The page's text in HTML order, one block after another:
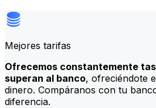
Mejores tarifas
Ofrecemos constantemente
superan al banco, ofreciéndote
dinero. Compáranos con tu
diferencia.